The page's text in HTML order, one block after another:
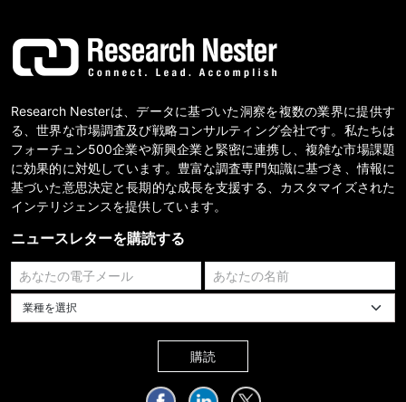
Research Nesterは、データに基づいた洞察を複数の業界に提供す
る、世界な市場調査及び戦略コンサルティング会社です。私たちは
フォーチュン500企業や新興企業と緊密に連携し、複雑な市場課題
に効果的に対処しています。豊富な調査専門知識に基づき、情報に
基づいた意思決定と長期的な成長を支援する、カスタマイズされた
インテリジェンスを提供しています。
ニュースレターを購読する
業種を選択してください
購読